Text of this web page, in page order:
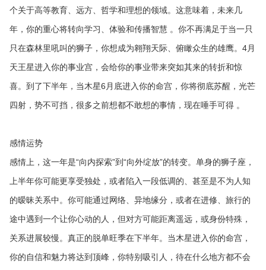
个关于高等教育、远方、哲学和理想的领域。这意味着，未来几
年，你的重心将转向学习、体验和传播智慧 。你不再满足于当一只
只在森林里吼叫的狮子，你想成为翱翔天际、俯瞰众生的雄鹰。4月
天王星进入你的事业宫，会给你的事业带来突如其来的转折和惊
喜。到了下半年，当木星6月底进入你的命宫，你将彻底苏醒，光芒
四射，势不可挡，很多之前想都不敢想的事情，现在唾手可得 。
感情运势
感情上，这一年是“向内探索”到“向外绽放”的转变。单身的狮子座，
上半年你可能更享受独处，或者陷入一段低调的、甚至是不为人知
的暧昧关系中。你可能通过网络、异地缘分，或者在进修、旅行的
途中遇到一个让你心动的人，但对方可能距离遥远，或身份特殊，
关系进展较慢。真正的脱单旺季在下半年。当木星进入你的命宫，
你的自信和魅力将达到顶峰，你特别吸引人，待在什么地方都不会